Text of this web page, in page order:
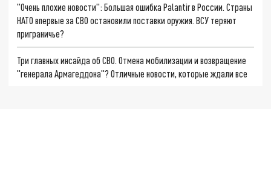
"Очень плохие новости": Большая ошибка Palantir в России. Страны
НАТО впервые за СВО остановили поставки оружия. ВСУ теряют
приграничье?
Три главных инсайда об СВО. Отмена мобилизации и возвращение
"генерала Армагеддона"? Отличные новости, которые ждали все